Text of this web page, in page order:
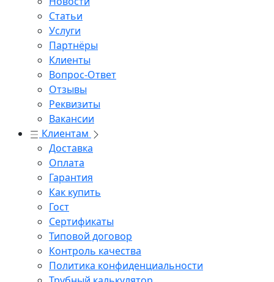
Статьи
Услуги
Партнёры
Клиенты
Вопрос-Ответ
Отзывы
Реквизиты
Вакансии
Клиентам
Доставка
Оплата
Гарантия
Как купить
Гост
Сертификаты
Типовой договор
Контроль качества
Политика конфиденциальности